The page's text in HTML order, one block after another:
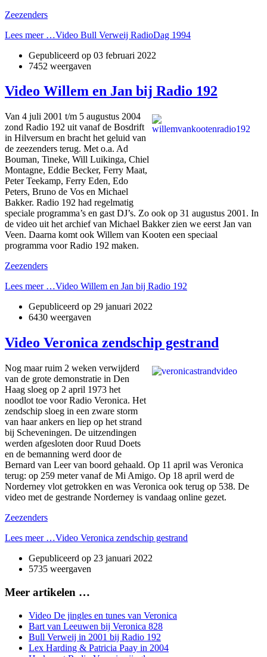
Zeezenders
Lees meer …Video Bull Verweij RadioDag 1994
Gepubliceerd op 03 februari 2022
7452 weergaven
Video Willem en Jan bij Radio 192
Van 4 juli 2001 t/m 5 augustus 2004
zond Radio 192 uit vanaf de Bosdrift
in Hilversum en bracht het geluid van
de zeezenders terug. Met o.a. Ad
Bouman, Tineke, Will Luikinga, Chiel
Montagne, Eddie Becker, Ferry Maat,
Peter Teekamp, Ferry Eden, Edo
Peters, Bruno de Vos en Michael
Bakker. Radio 192 had regelmatig
speciale programma’s en gast DJ’s. Zo ook op 31 augustus 2001. In
de video uit het archief van Michael Bakker zien we eerst Jan van
Veen. Daarna komt ook Willem van Kooten een speciaal
programma voor Radio 192 maken.
Zeezenders
Lees meer …Video Willem en Jan bij Radio 192
Gepubliceerd op 29 januari 2022
6430 weergaven
Video Veronica zendschip gestrand
Nog maar ruim 2 weken verwijderd
van de grote demonstratie in Den
Haag sloeg op 2 april 1973 het
noodlot toe voor Radio Veronica. Het
zendschip sloeg in een zware storm
van haar ankers en liep op het strand
bij Scheveningen. De uitzendingen
werden afgesloten door Ruud Doets
en de bemanning werd door de
Bernard van Leer van boord gehaald. Op 11 april was Veronica
terug: op 259 meter vanaf de Mi Amigo. Op 18 april werd de
Norderney vlot getrokken en was Veronica ook terug op 538. De
video met de gestrande Norderney is vandaag online gezet.
Zeezenders
Lees meer …Video Veronica zendschip gestrand
Gepubliceerd op 23 januari 2022
5735 weergaven
Meer artikelen …
Video De jingles en tunes van Veronica
Bart van Leeuwen bij Veronica 828
Bull Verweij in 2001 bij Radio 192
Lex Harding & Patricia Paay in 2004